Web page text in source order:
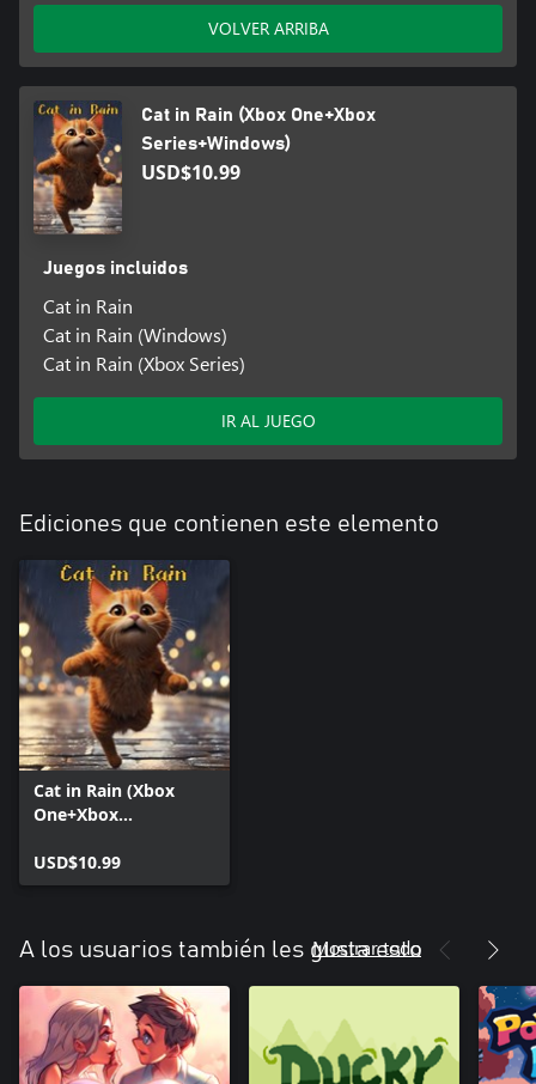
VOLVER ARRIBA
Cat in Rain (Xbox One+Xbox
Series+Windows)
USD$10.99
Juegos incluidos
Cat in Rain
Cat in Rain (Windows)
Cat in Rain (Xbox Series)
IR AL JUEGO
Ediciones que contienen este elemento
Cat in Rain (Xbox
One+Xbox
USD$10.99
A los usuarios también les gusta esto
Mostrar todo